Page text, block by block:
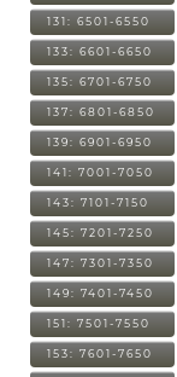
131: 6501-6550
133: 6601-6650
135: 6701-6750
137: 6801-6850
139: 6901-6950
141: 7001-7050
143: 7101-7150
145: 7201-7250
147: 7301-7350
149: 7401-7450
151: 7501-7550
153: 7601-7650